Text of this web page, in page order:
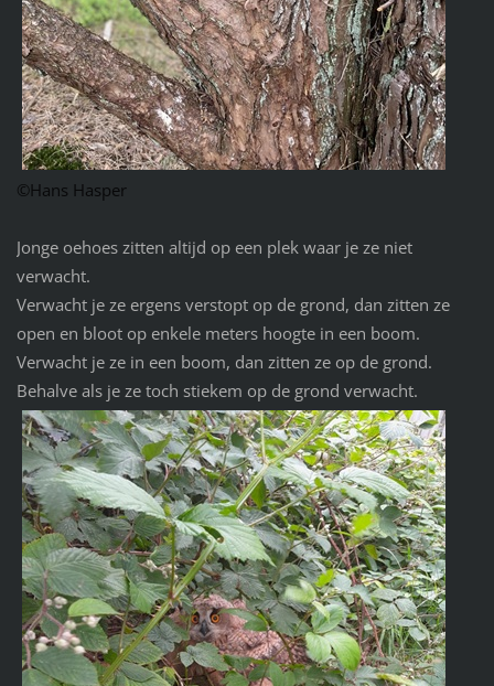
©Hans Hasper
Jonge oehoes zitten altijd op een plek waar je ze niet
verwacht.
Verwacht je ze ergens verstopt op de grond, dan zitten ze
open en bloot op enkele meters hoogte in een boom.
Verwacht je ze in een boom, dan zitten ze op de grond.
Behalve als je ze toch stiekem op de grond verwacht.